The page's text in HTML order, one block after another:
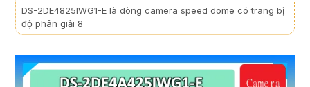
DS-2DE4825IWG1-E là dòng camera speed dome có trang bị
độ phân giải 8